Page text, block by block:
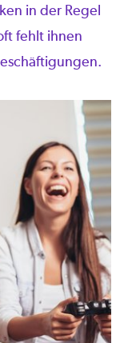
in der Regel
fehlt ihnen